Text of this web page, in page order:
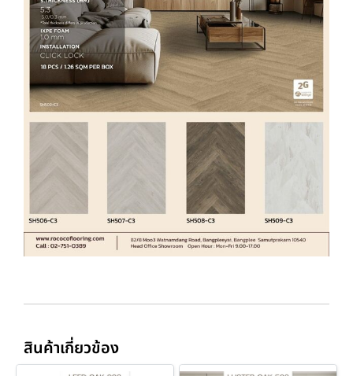
สินค้าเกี่ยวข้อง